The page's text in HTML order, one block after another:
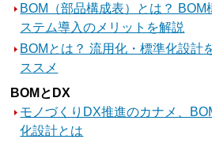
BOM（部品構成表）とは？
ステム導入のメリットを解説
BOMとは？ 流用化・標準化設計
ススメ
BOMとDX
モノづくりDX推進のカナメ、
化設計とは